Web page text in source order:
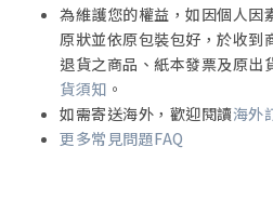
為維護您的權益，如因個人因
原狀並依原包裝包好，於收到
退貨之商品、紙本發票及原出
貨須知 。
如需寄送海外，歡迎閱讀海外
更多常見問題FAQ